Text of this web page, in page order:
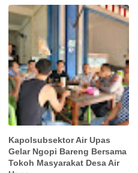
Kapolsubsektor Air Upas
Gelar Ngopi Bareng Bersama
Tokoh Masyarakat Desa Air